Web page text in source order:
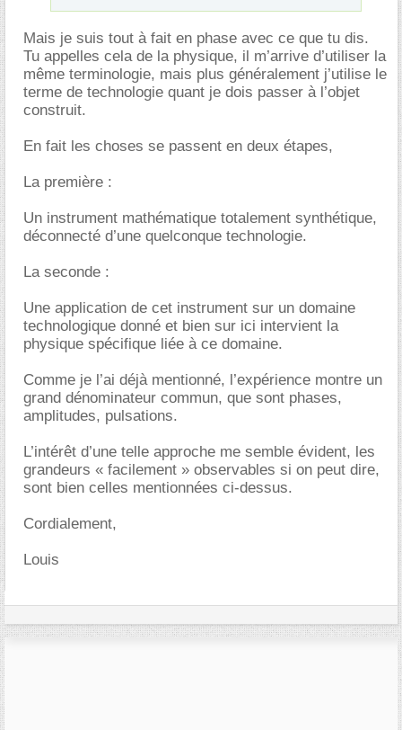
Mais je suis tout à fait en phase avec ce que tu dis.
Tu appelles cela de la physique, il m’arrive d’utiliser la
même terminologie, mais plus généralement j’utilise le
terme de technologie quant je dois passer à l’objet
construit.
En fait les choses se passent en deux étapes,
La première :
Un instrument mathématique totalement synthétique,
déconnecté d’une quelconque technologie.
La seconde :
Une application de cet instrument sur un domaine
technologique donné et bien sur ici intervient la
physique spécifique liée à ce domaine.
Comme je l’ai déjà mentionné, l’expérience montre un
grand dénominateur commun, que sont phases,
amplitudes, pulsations.
L’intérêt d’une telle approche me semble évident, les
grandeurs « facilement » observables si on peut dire,
sont bien celles mentionnées ci-dessus.
Cordialement,
Louis